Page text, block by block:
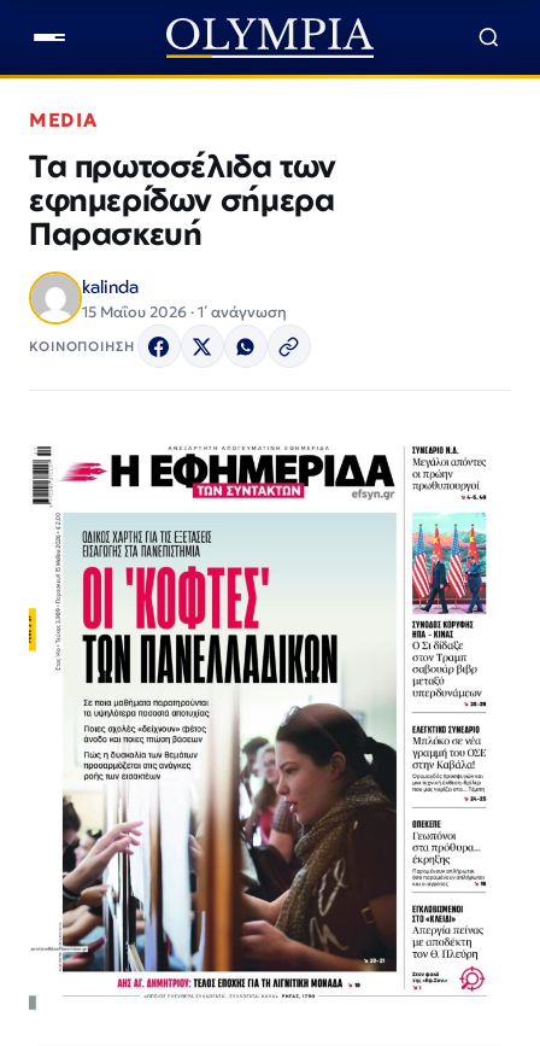
MEDIA
Τα πρωτοσέλιδα των
εφημερίδων σήμερα
Παρασκευή
kalinda
15 Μαΐου 2026 · 1΄ ανάγνωση
ΚΟΙΝΟΠΟΙΗΣΗ